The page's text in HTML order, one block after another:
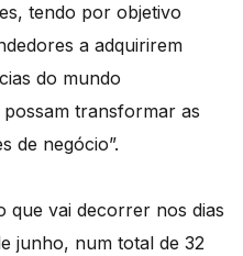
tendo por objetivo
a adquirirem
do mundo
transformar as
de negócio”.
que vai decorrer nos dias
junho, num total de 32